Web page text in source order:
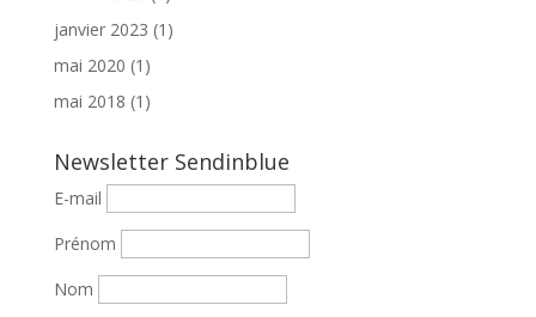
janvier 2023 (1)
mai 2020 (1)
mai 2018 (1)
Newsletter Sendinblue
E-mail
Prénom
Nom